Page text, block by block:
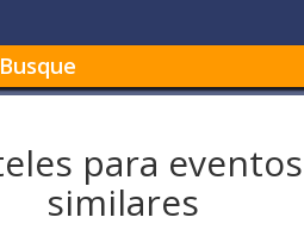
Busque
para eventos
similares